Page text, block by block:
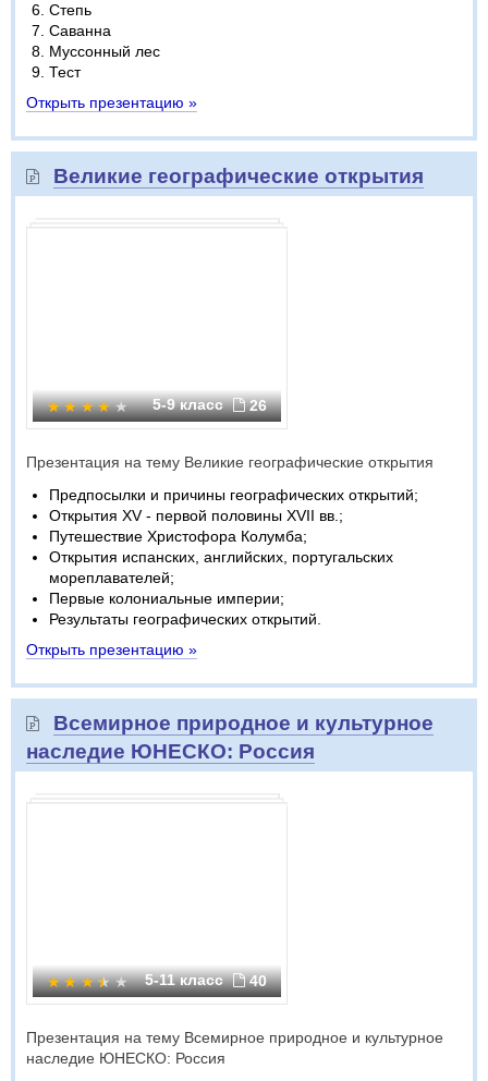
Степь
Саванна
Муссонный лес
Тест
Открыть презентацию »
Великие географические открытия
5-9 класс 26
Презентация на тему Великие географические открытия
Предпосылки и причины географических открытий;
Открытия XV - первой половины XVII вв.;
Путешествие Христофора Колумба;
Открытия испанских, английских, португальских
мореплавателей;
Первые колониальные империи;
Результаты географических открытий.
Открыть презентацию »
Всемирное природное и культурное
наследие ЮНЕСКО: Россия
5-11 класс 40
Презентация на тему Всемирное природное и культурное
наследие ЮНЕСКО: Россия